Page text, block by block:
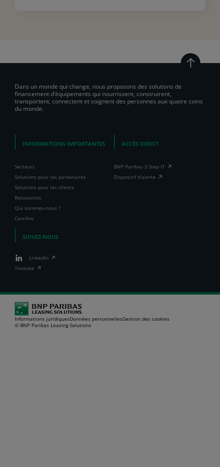
Dans un monde qui change, nous proposons des solutions de
financement d’équipements qui nourrissent, construirent,
transportent, connectent et soignent des personnes aux quatre coins
du monde.
INFORMATIONS IMPORTANTES
Secteurs
Solutions pour les partenaires
Solutions pour les clients
Ressources
Qui sommes-nous ?
Carrière
ACCÈS DIRECT
BNP Paribas 3 Step IT
Dispositif d'alerte
SUIVEZ-NOUS
LinkedIn
Youtube
Informations juridiquesDonnées personnellesGestion des cookies
© BNP Paribas Leasing Solutions